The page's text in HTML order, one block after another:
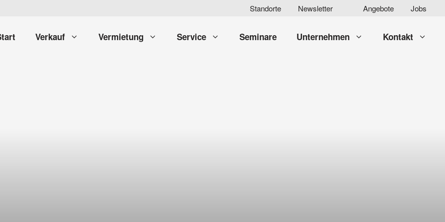
Standorte Newsletter Angebote Jobs
Verkauf Vermietung Service Seminare Unternehmen Kontakt